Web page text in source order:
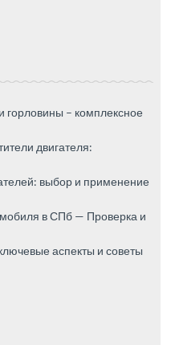
горловины – комплексное
двигателя:
выбор и применение
в СПб — Проверка и
аспекты и советы